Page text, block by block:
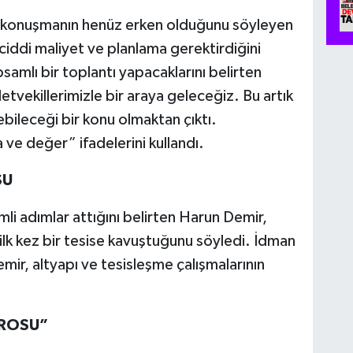
henüz erken olduğunu söyleyen
maliyet ve planlama gerektirdiğini
bir toplantı yapacaklarını belirten
bir araya geleceğiz. Bu artık
bir konu olmaktan çıktı.
değer” ifadelerini kullandı.
adımlar attığını belirten Harun Demir,
kez bir tesise kavuştuğunu söyledi. İdman
altyapı ve tesisleşme çalışmalarının